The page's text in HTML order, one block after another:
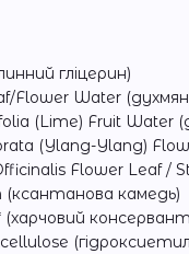
гліцерин)
Flower Water
(Lime) Fruit Water
(Ylang-Ylang)
Flower Leaf /
(ксантанова камедь)
(харчовий